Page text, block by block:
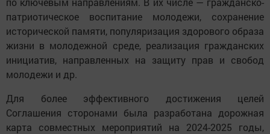
патриотическое воспитание молодежи, сохранение
исторической памяти, популяризация здорового образа
жизни в молодежной среде, реализация гражданских
инициатив, направленных на защиту прав и свобод
молодежи и др.
Для более эффективного достижения целей
Соглашения сторонами была разработана дорожная
карта совместных мероприятий на 2024-2025 годы,